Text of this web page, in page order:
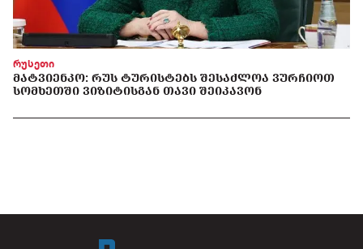
რუსეთი
ᲛᲐᲢᲕᲘᲔᲜᲙᲝ: ᲠᲣᲡ ᲢᲣᲠᲘᲡᲢᲔᲑᲡ ᲨᲔᲡᲐᲫᲚᲝᲐ ᲕᲣᲠᲩᲘᲝᲗ
ᲡᲝᲛᲮᲔᲗᲨᲘ ᲕᲘᲖᲘᲢᲘᲡᲒᲐᲜ ᲗᲐᲕᲘ ᲨᲔᲘᲙᲐᲕᲝᲜ